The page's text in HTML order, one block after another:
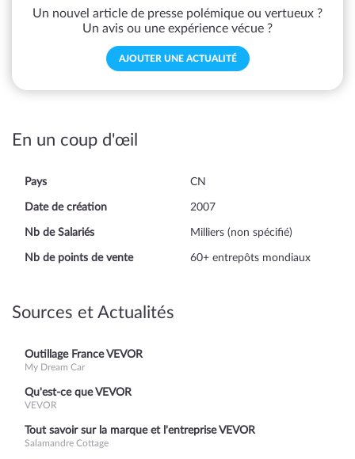
Un nouvel article de presse polémique ou vertueux ?
Un avis ou une expérience vécue ?
AJOUTER UNE ACTUALITÉ
En un coup d'œil
Pays CN
Date de création 2007
Nb de Salariés Milliers (non spécifié)
Nb de points de vente 60+ entrepôts mondiaux
Sources et Actualités
Outillage France VEVOR
My Dream Car
Qu'est-ce que VEVOR
VEVOR
Tout savoir sur la marque et l'entreprise VEVOR
Salamandre Cottage